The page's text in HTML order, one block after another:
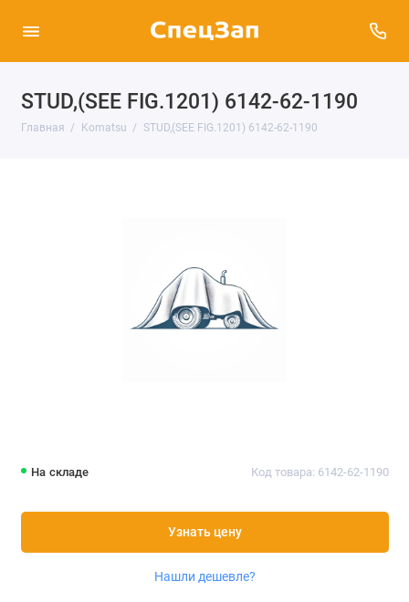
STUD,(SEE FIG.1201) 6142-62-1190
Главная Komatsu STUD,(SEE FIG.1201) 6142-62-1190
На складе Код товара: 6142-62-1190
Узнать цену
Нашли дешевле?